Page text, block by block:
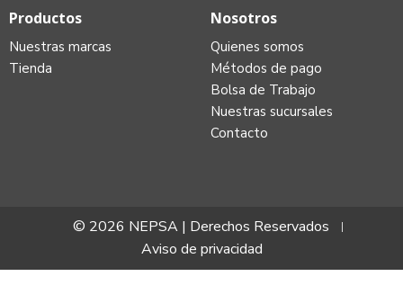
Nosotros
Quienes somos
Métodos de pago
Bolsa de Trabajo
Nuestras sucursales
Contacto
Productos
Nuestras marcas
Tienda
© 2026 NEPSA | Derechos Reservados
Aviso de privacidad